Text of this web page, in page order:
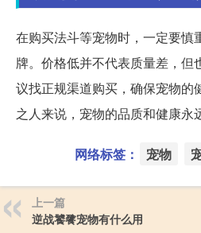
在购买法斗等宠物时，一定要慎
牌。价格低并不代表质量差，但
议找正规渠道购买，确保宠物的
之人来说，宠物的品质和健康永
网络标签： 宠物
上一篇
逆战饕餮宠物有什么用